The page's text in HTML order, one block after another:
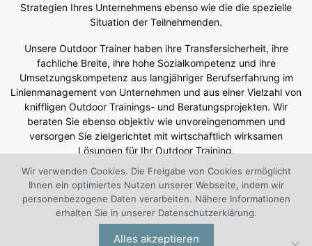
Strategien Ihres Unternehmens ebenso wie die die spezielle
Situation der Teilnehmenden.
Unsere Outdoor Trainer haben ihre Transfersicherheit, ihre
fachliche Breite, ihre hohe Sozialkompetenz und ihre
Umsetzungskompetenz aus langjähriger Berufserfahrung im
Linienmanagement von Unternehmen und aus einer Vielzahl von
kniffligen Outdoor Trainings- und Beratungsprojekten. Wir
beraten Sie ebenso objektiv wie unvoreingenommen und
versorgen Sie zielgerichtet mit wirtschaftlich wirksamen
Lösungen für Ihr Outdoor Training.
Suchen
Das 1. European Outdoor Training Center (WOLF
Center Outdoor Training) ist ein interdisziplinäres Projekt von
Wir verwenden Cookies. Die Freigabe von Cookies ermöglicht
Ihnen ein optimiertes Nutzen unserer Webseite, indem wir
personenbezogene Daten verarbeiten. Nähere Informationen
erhalten Sie in unserer Datenschutzerklärung.
Alles akzeptieren